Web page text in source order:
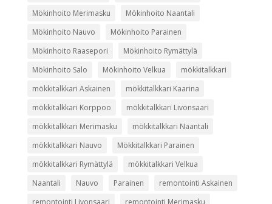
Mökinhoito Merimasku
Mökinhoito Naantali
Mökinhoito Nauvo
Mökinhoito Parainen
Mökinhoito Raasepori
Mökinhoito Rymättylä
Mökinhoito Salo
Mökinhoito Velkua
mökkitalkkari
mökkitalkkari Askainen
mökkitalkkari Kaarina
mökkitalkkari Korppoo
mökkitalkkari Livonsaari
mökkitalkkari Merimasku
mökkitalkkari Naantali
mökkitalkkari Nauvo
Mökkitalkkari Parainen
mökkitalkkari Rymättylä
mökkitalkkari Velkua
Naantali
Nauvo Parainen
remontointi Askainen
remontointi Livonsaari
remontointi Merimasku